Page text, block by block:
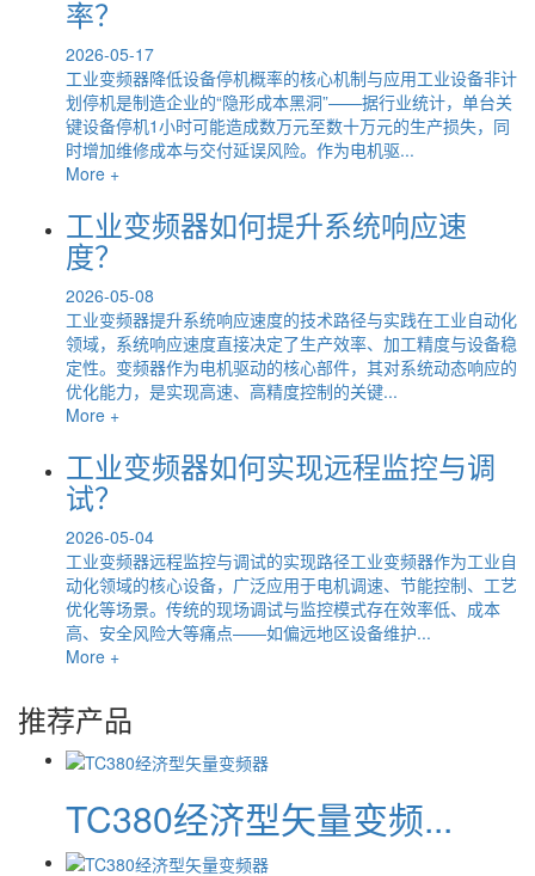
率？
2026-05-17
工业变频器降低设备停机概率的核心机制与应用工业设备非计
划停机是制造企业的“隐形成本黑洞”——据行业统计，单台关
键设备停机1小时可能造成数万元至数十万元的生产损失，同
时增加维修成本与交付延误风险。作为电机驱...
More +
工业变频器如何提升系统响应速
度？
2026-05-08
工业变频器提升系统响应速度的技术路径与实践在工业自动化
领域，系统响应速度直接决定了生产效率、加工精度与设备稳
定性。变频器作为电机驱动的核心部件，其对系统动态响应的
优化能力，是实现高速、高精度控制的关键...
More +
工业变频器如何实现远程监控与调
试？
2026-05-04
工业变频器远程监控与调试的实现路径工业变频器作为工业自
动化领域的核心设备，广泛应用于电机调速、节能控制、工艺
优化等场景。传统的现场调试与监控模式存在效率低、成本
高、安全风险大等痛点——如偏远地区设备维护...
More +
推荐产品
TC380经济型矢量变频...